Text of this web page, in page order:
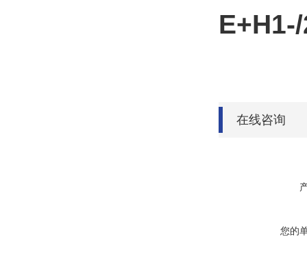
在线咨询
您的